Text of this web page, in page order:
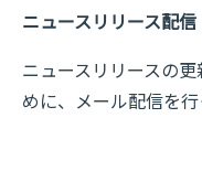
ニュースリリース配信
ニュースリリースの
めに、メール配信を行